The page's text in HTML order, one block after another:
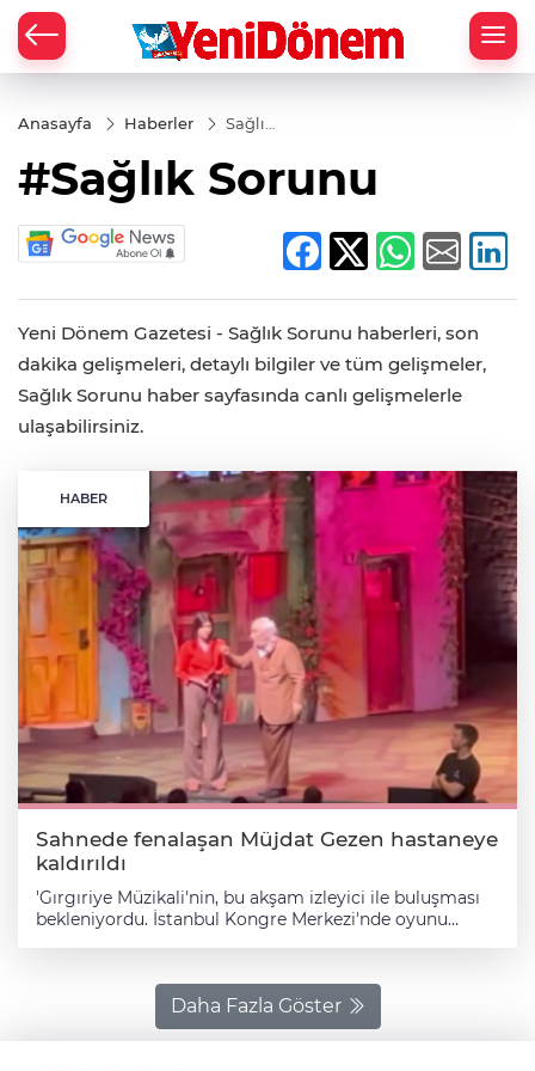
Anasayfa Haberler
Sağlık
#Sağlık Sorunu
Yeni Dönem Gazetesi - Sağlık Sorunu haberleri, son
dakika gelişmeleri, detaylı bilgiler ve tüm gelişmeler,
Sağlık Sorunu haber sayfasında canlı gelişmelerle
ulaşabilirsiniz.
HABER
Sahnede fenalaşan Müjdat Gezen hastaneye
kaldırıldı
'Gırgıriye Müzikali'nin, bu akşam izleyici ile buluşması
bekleniyordu. İstanbul Kongre Merkezi'nde oyunu
sahneye çıkarak açıklama yapan Müjdat Gezen,
"Madem bu kadar şikâyet var, bu geceki oyunumuzu
iptal ediyoruz" diyerek sahneyi terk etti ve kulise gitti.
Daha Fazla Göster